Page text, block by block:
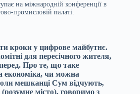
на міжнародній конференції в
промисловій палаті.
кроки у цифрове майбутнє.
для пересічного жителя,
Про те, що таке
економіка, чи можна
мешканці Сум відчують,
місто), говоримо з